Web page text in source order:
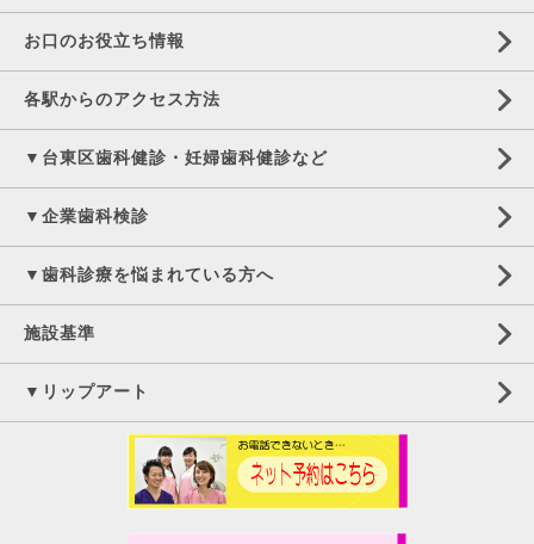
お口のお役立ち情報
各駅からのアクセス方法
▼台東区歯科健診・妊婦歯科健診など
▼企業歯科検診
▼歯科診療を悩まれている方へ
施設基準
▼リップアート